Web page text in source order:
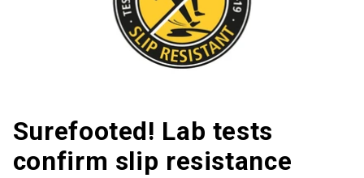
Surefooted! Lab tests
confirm slip resistance